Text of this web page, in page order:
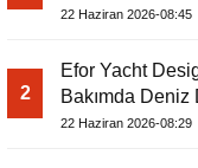
22 Haziran 2026-08:45
2
Efor Yacht
Bakımda Deniz
22 Haziran 2026-08:29